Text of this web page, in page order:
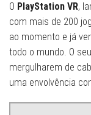
O PlayStation VR,
com mais de 200
ao momento e já
todo o mundo. O
mergulharem de
uma envolvência